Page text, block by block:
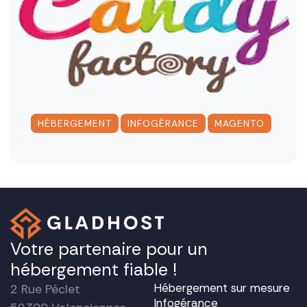
HÉBERGEMENT INFOGÉRANCE MAGENTO
Votre partenaire pour un
hébergement fiable !
2 Rue Péclet
Hébergement sur mesure
Infogérance